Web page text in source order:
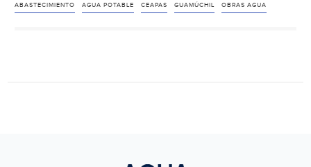
2018
ABASTECIMIENTO AGUA POTABLE CEAPAS GUAMÚCHIL OBRAS AGUA